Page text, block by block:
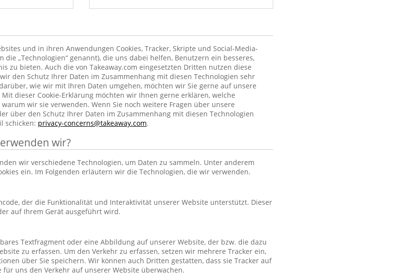
und in ihren Anwendungen Cookies, Tracker, Skripte und Social-Media-
die „Technologien“ genannt), die uns dabei helfen, Benutzern ein besseres,
zu bieten. Auch die von Takeaway.com eingesetzten Dritten nutzen diese
den Schutz Ihrer Daten im Zusammenhang mit diesen Technologien sehr
wie wir mit Ihren Daten umgehen, möchten wir Sie gerne auf unsere
dieser Cookie-Erklärung möchten wir Ihnen gerne erklären, welche
wir sie verwenden. Wenn Sie noch weitere Fragen über unsere
über den Schutz Ihrer Daten im Zusammenhang mit diesen Technologien
schicken: privacy-concerns@takeaway.com.
wir?
wir verschiedene Technologien, um Daten zu sammeln. Unter anderem
ein. Im Folgenden erläutern wir die Technologien, die wir verwenden.
der die Funktionalität und Interaktivität unserer Website unterstützt. Dieser
auf Ihrem Gerät ausgeführt wird.
Textfragment oder eine Abbildung auf unserer Website, der bzw. die dazu
zu erfassen. Um den Verkehr zu erfassen, setzen wir mehrere Tracker ein,
über Sie speichern. Wir können auch Dritten gestatten, dass sie Tracker auf
für uns den Verkehr auf unserer Website überwachen.